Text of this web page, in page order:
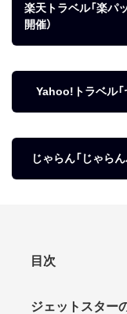
楽天トラベル「楽パ
開催）
Yahoo!トラベル「
じゃらん「じゃら
目次
ジェットスター